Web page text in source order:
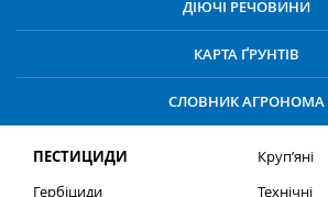
ДІЮЧІ РЕЧОВИНИ
КАРТА ҐРУНТІВ
СЛОВНИК АГРОНОМА
ПЕСТИЦИДИ
Гербіциди
Круп’яні
Технічні